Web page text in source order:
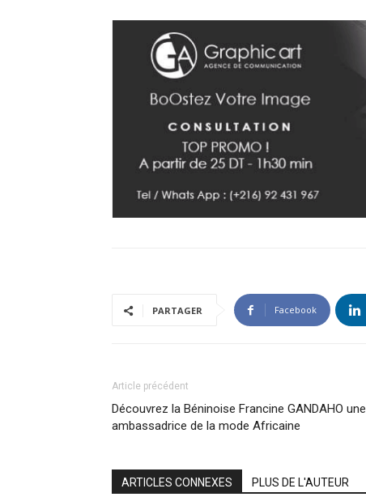
PARTAGER Facebook
Article précédent
Découvrez la Béninoise Francine GANDAHO une
ambassadrice de la mode Africaine
ARTICLES CONNEXES PLUS DE L'AUTEUR